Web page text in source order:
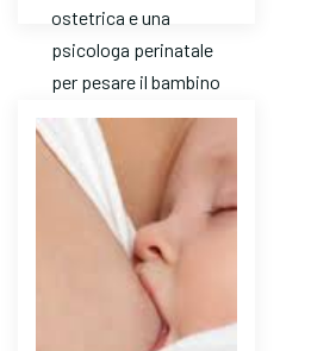
ostetrica e una
psicologa perinatale
per pesare il bambino
e avere risposte a
dom…